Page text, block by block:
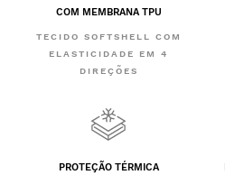
COM MEMBRANA TPU
TECIDO SOFTSHELL COM
ELASTICIDADE EM 4
DIREÇÕES
PROTEÇÃO TÉRMICA